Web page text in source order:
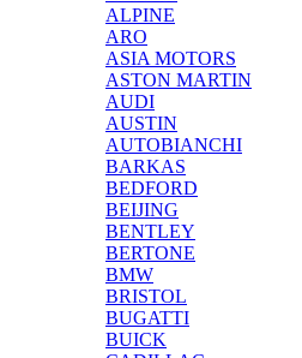
ALPINE
ARO
ASIA MOTORS
ASTON MARTIN
AUDI
AUSTIN
AUTOBIANCHI
BARKAS
BEDFORD
BEIJING
BENTLEY
BERTONE
BMW
BRISTOL
BUGATTI
BUICK